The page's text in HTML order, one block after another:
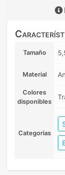
Tamaño
Material
Colores
disponibles
Categorias